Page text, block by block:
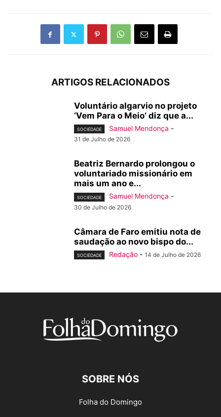
ARTIGOS RELACIONADOS
Voluntário algarvio no projeto
‘Vem Para o Meio’ diz que a...
SOCIEDADE Samuel Mendonça -
31 de Julho de 2026
Beatriz Bernardo prolongou o
voluntariado missionário em
mais um ano e...
SOCIEDADE Samuel Mendonça -
30 de Julho de 2026
Câmara de Faro emitiu nota de
saudação ao novo bispo do...
SOCIEDADE Redação - 14 de Julho de 2026
SOBRE NÓS
Folha do Domingo